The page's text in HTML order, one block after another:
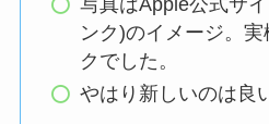
ンク)のイメージ。
クでした。
やはり新しいのは良